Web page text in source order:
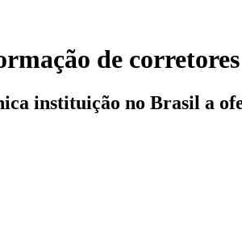
de corretores
instituição no Brasil a